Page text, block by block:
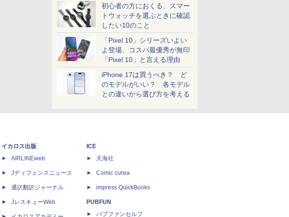
初心者の方におくる、スマー
トウォッチを選ぶときに確認
したい10のこと
「Pixel 10」シリーズいよい
よ登場、コスパ最優秀が無印
「Pixel 10」と言える理由
iPhone 17は買うべき？ ど
のモデルがいい？ 各モデル
との違いから選び方を考える
イカロス出版
AIRLINEweb
Jディフェンスニュース
通訳翻訳ジャーナル
JレスキューWeb
ICE
天海社
Comic curea
impress QuickBooks
PUBFUN
パブファンセルフ